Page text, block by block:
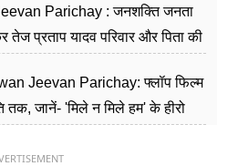
Parichay : जनशक्ति जनता
प्रताप यादव परिवार और पिता की
Jeevan Parichay: फ्लॉप फिल्म
तक, जानें- 'मिले न मिले हम' के हीरो